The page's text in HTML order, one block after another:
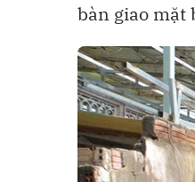
bàn giao mặt